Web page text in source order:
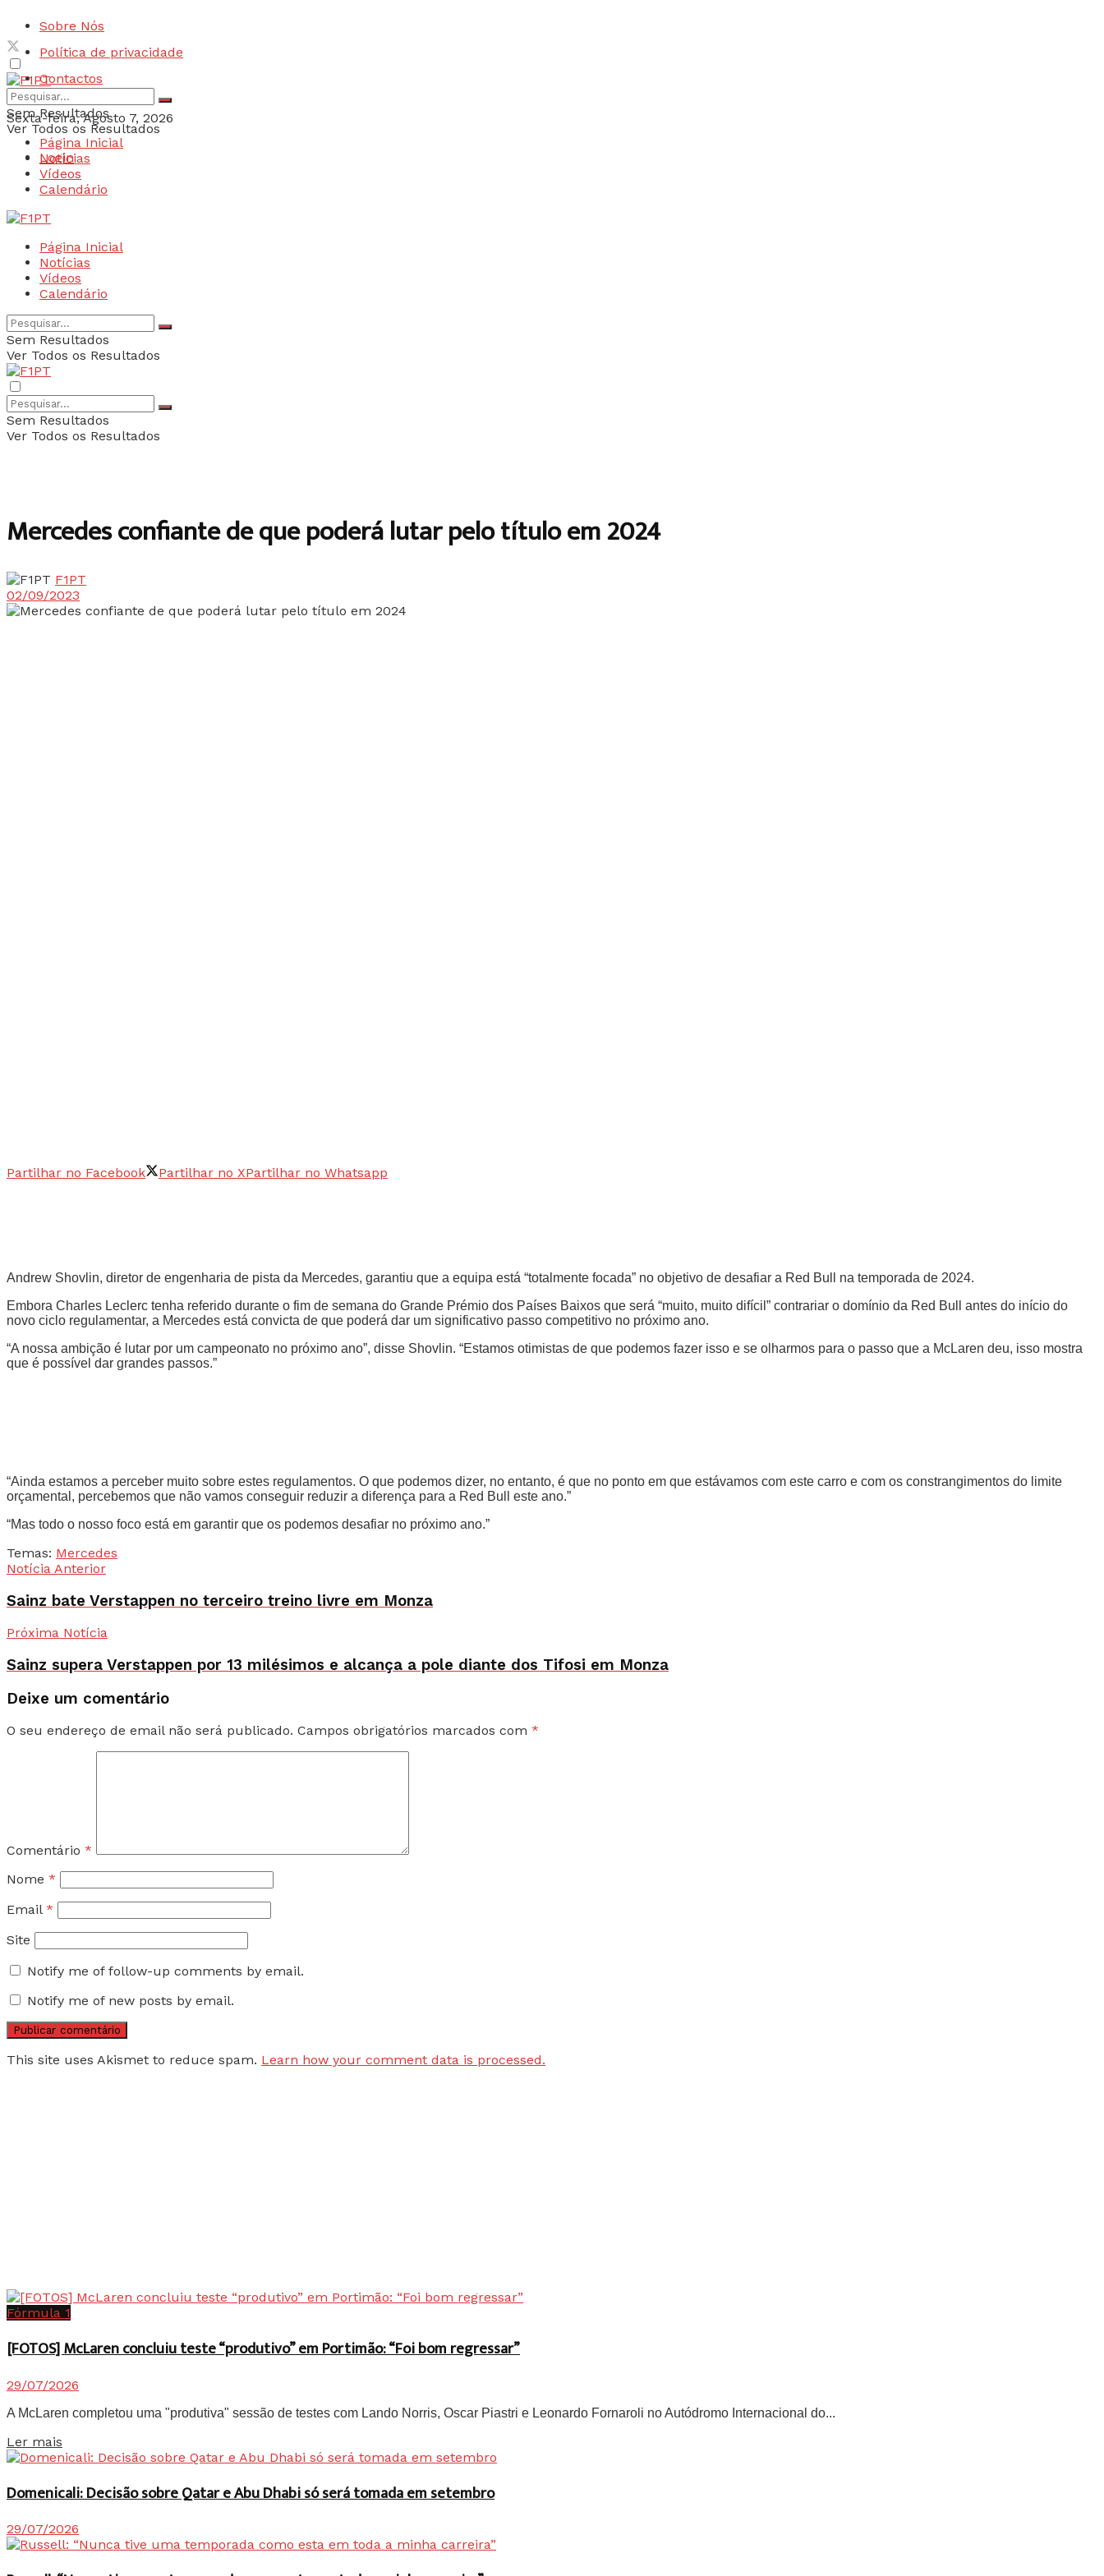
Sobre Nós
Política de privacidade
Contactos
Sexta-feira, Agosto 7, 2026
Login
Sem Resultados
Ver Todos os Resultados
Página Inicial
Notícias
Vídeos
Calendário
Página Inicial
Notícias
Vídeos
Calendário
Sem Resultados
Ver Todos os Resultados
Sem Resultados
Ver Todos os Resultados
Mercedes confiante de que poderá lutar pelo título em 2024
F1PT
02/09/2023
Partilhar no Facebook Partilhar no XPartilhar no Whatsapp
Andrew Shovlin, diretor de engenharia de pista da Mercedes, garantiu que a equipa está “totalmente focada” no objetivo de desafiar a Red Bull na temporada de 2024.
Embora Charles Leclerc tenha referido durante o fim de semana do Grande Prémio dos Países Baixos que será “muito, muito difícil” contrariar o domínio da Red Bull antes do início do
novo ciclo regulamentar, a Mercedes está convicta de que poderá dar um significativo passo competitivo no próximo ano.
“A nossa ambição é lutar por um campeonato no próximo ano”, disse Shovlin. “Estamos otimistas de que podemos fazer isso e se olharmos para o passo que a McLaren deu, isso mostra
que é possível dar grandes passos.”
“Ainda estamos a perceber muito sobre estes regulamentos. O que podemos dizer, no entanto, é que no ponto em que estávamos com este carro e com os constrangimentos do limite
orçamental, percebemos que não vamos conseguir reduzir a diferença para a Red Bull este ano.”
“Mas todo o nosso foco está em garantir que os podemos desafiar no próximo ano.”
Temas: Mercedes
Notícia Anterior
Sainz bate Verstappen no terceiro treino livre em Monza
Próxima Notícia
Sainz supera Verstappen por 13 milésimos e alcança a pole diante dos Tifosi em Monza
Deixe um comentário
O seu endereço de email não será publicado. Campos obrigatórios marcados com *
Comentário *
Nome *
Email *
Site
Notify me of follow-up comments by email.
Notify me of new posts by email.
This site uses Akismet to reduce spam. Learn how your comment data is processed.
Fórmula 1
[FOTOS] McLaren concluiu teste “produtivo” em Portimão: “Foi bom regressar”
29/07/2026
A McLaren completou uma "produtiva" sessão de testes com Lando Norris, Oscar Piastri e Leonardo Fornaroli no Autódromo Internacional do...
Ler mais
Domenicali: Decisão sobre Qatar e Abu Dhabi só será tomada em setembro
29/07/2026